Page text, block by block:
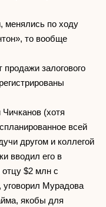
менялись по ходу
то вообще
залогового
(хотя
всей
другом и коллегой
вводил его в
$2 млн с
Мурадова
якобы для